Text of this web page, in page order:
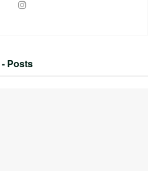
- Posts